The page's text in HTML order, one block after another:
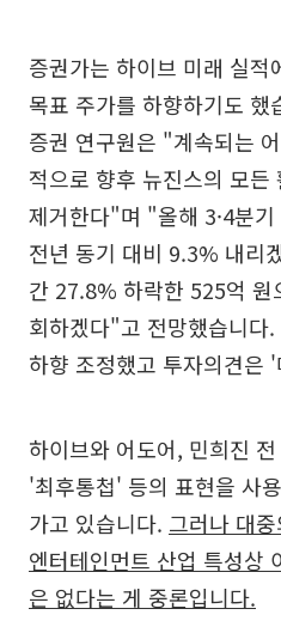
증권가는 하이브 미래 실적
목표 주가를 하향하기도
증권 연구원은 "계속되는
적으로 향후 뉴진스의 모든
제거한다"며 "올해 3·4분
전년 동기 대비 9.3% 내리
간 27.8% 하락한 525억 원
회하겠다"고 전망했습니다
하향 조정했고 투자의견은
하이브와 어도어, 민희진
'최후통첩' 등의 표현을 사
가고 있습니다. 그러나 대
엔터테인먼트 산업 특성상
은 없다는 게 중론입니다.